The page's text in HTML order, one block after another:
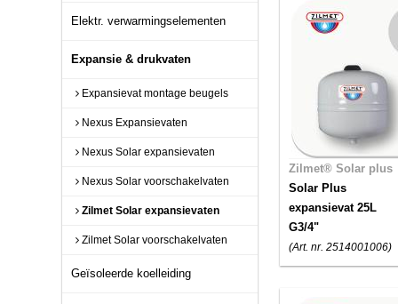
Elektr. verwarmingselementen
Expansie & drukvaten
Expansievat montage beugels
Nexus Expansievaten
Nexus Solar expansievaten
Nexus Solar voorschakelvaten
Zilmet Solar expansievaten
Zilmet Solar voorschakelvaten
Geïsoleerde koelleiding
Zilmet® Solar plus
Solar Plus
expansievat 25L
G3/4"
(Art. nr. 2514001006)